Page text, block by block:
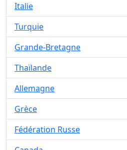
Italie
Turquie
Grande-Bretagne
Thaïlande
Allemagne
Grèce
Fédération Russe